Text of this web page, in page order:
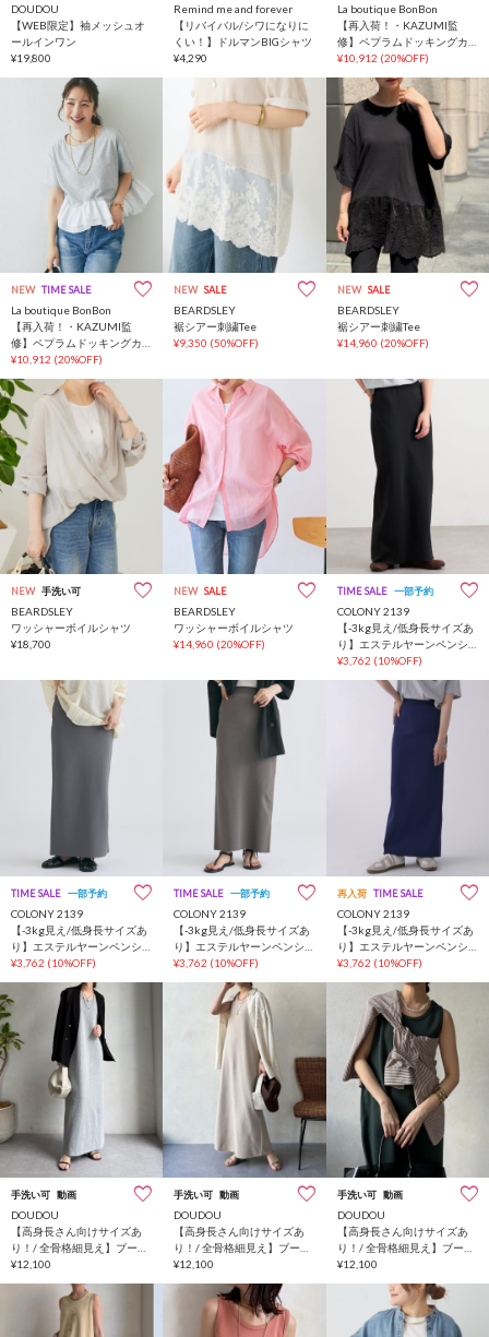
DOUDOU
【WEB限定】袖メッシュオ
ールインワン
¥19,800
Remind me and forever
【リバイバル/シワになりに
くい！】ドルマンBIGシャツ
¥4,290
La boutique BonBon
【再入荷！・KAZUMI監
修】ペプラムドッキングカ
ットソー
¥10,912 (20%OFF)
NEW TIME SALE
La boutique BonBon
【再入荷！・KAZUMI監
修】ペプラムドッキングカ
ットソー
¥10,912 (20%OFF)
NEW SALE
BEARDSLEY
裾シアー刺繍Tee
¥9,350 (50%OFF)
NEW SALE
BEARDSLEY
裾シアー刺繍Tee
¥14,960 (20%OFF)
NEW 手洗い可
BEARDSLEY
ワッシャーボイルシャツ
¥18,700
NEW SALE
BEARDSLEY
ワッシャーボイルシャツ
¥14,960 (20%OFF)
TIME SALE 一部予約
COLONY 2139
【-3kg見え/低身長サイズあ
り】エステルヤーンペンシ
ルスカート
¥3,762 (10%OFF)
TIME SALE 一部予約
COLONY 2139
【-3kg見え/低身長サイズあ
り】エステルヤーンペンシ
ルスカート
¥3,762 (10%OFF)
TIME SALE 一部予約
COLONY 2139
【-3kg見え/低身長サイズあ
り】エステルヤーンペンシ
ルスカート
¥3,762 (10%OFF)
再入荷 TIME SALE
COLONY 2139
【-3kg見え/低身長サイズあ
り】エステルヤーンペンシ
ルスカート
¥3,762 (10%OFF)
手洗い可 動画
DOUDOU
【高身長さん向けサイズあ
り！/ 全骨格細見え】ブーク
レーダンボールタンクワン
¥12,100
手洗い可 動画
DOUDOU
【高身長さん向けサイズあ
り！/ 全骨格細見え】ブーク
レーダンボールタンクワン
¥12,100
手洗い可 動画
DOUDOU
【高身長さん向けサイズあ
り！/ 全骨格細見え】ブーク
レーダンボールタンクワン
¥12,100